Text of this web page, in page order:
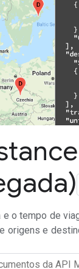
e o tempo de
origens e